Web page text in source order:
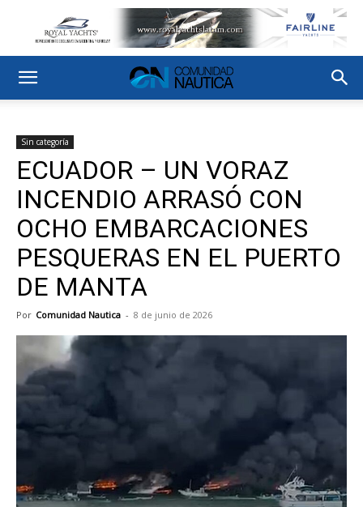
Sin categoría
ECUADOR – UN VORAZ
INCENDIO ARRASÓ CON
OCHO EMBARCACIONES
PESQUERAS EN EL PUERTO
DE MANTA
Por Comunidad Nautica - 8 de junio de 2026